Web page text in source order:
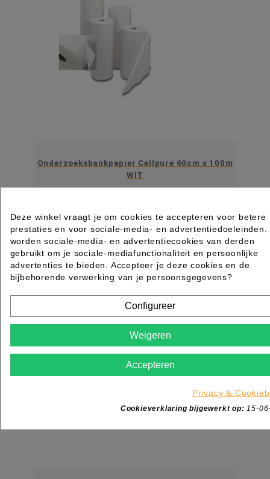
Onderzoeksbankpapier Cellpure 60cm x 100m
WIT
excl. btw€ 12,85
incl. btw€ 15,55
 Op voorraad direct leverbaar
IN WINKELWAGEN
Deze winkel vraagt je om cookies te accepteren voor betere
prestaties en voor sociale-media- en advertentiedoeleinden.
worden sociale-media- en advertentiecookies van derden
gebruikt om je sociale-mediafunctionaliteit en persoonlijke
advertenties te bieden. Accepteer je deze cookies en de
bijbehorende verwerking van je persoonsgegevens?
Configureer
Weigeren
Accepteren
Privacy &
Cookieverklaring bijgewerkt op: 15-